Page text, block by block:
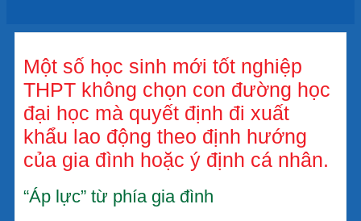
Một số học sinh mới tốt nghiệp
THPT không chọn con đường học
đại học mà quyết định đi xuất
khẩu lao động theo định hướng
của gia đình hoặc ý định cá nhân.
“Áp lực” từ phía gia đình